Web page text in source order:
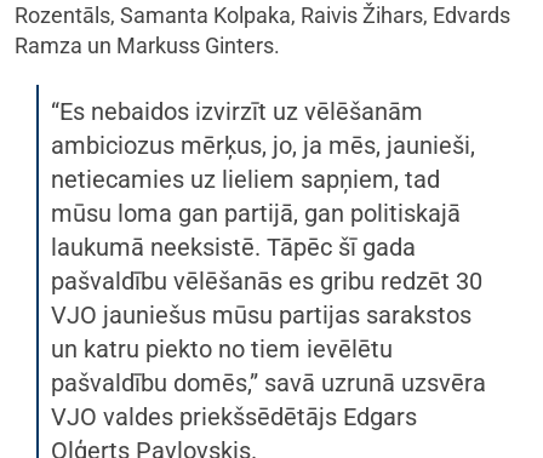
Rozentāls, Samanta Kolpaka, Raivis Žihars, Edvards
Ramza un Markuss Ginters.
“Es nebaidos izvirzīt uz vēlēšanām
ambiciozus mērķus, jo, ja mēs, jaunieši,
netiecamies uz lieliem sapņiem, tad
mūsu loma gan partijā, gan politiskajā
laukumā neeksistē. Tāpēc šī gada
pašvaldību vēlēšanās es gribu redzēt 30
VJO jauniešus mūsu partijas sarakstos
un katru piekto no tiem ievēlētu
pašvaldību domēs,” savā uzrunā uzsvēra
VJO valdes priekšsēdētājs Edgars
Oļģerts Pavlovskis.